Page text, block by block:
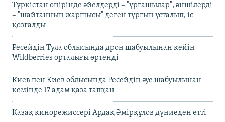
Түркістан өңірінде әйелдерді – "ұрғашылар", әншілерді
– "шайтанның жаршысы" деген тұрғын ұсталып, іс
қозғалды
Ресейдің Тула облысында дрон шабуылынан кейін
Wildberries орталығы өртенді
Киев пен Киев облысында Ресейдің әуе шабуылынан
кемінде 17 адам қаза тапқан
Қазақ кинорежиссері Ардақ Әмірқұлов дүниеден өтті